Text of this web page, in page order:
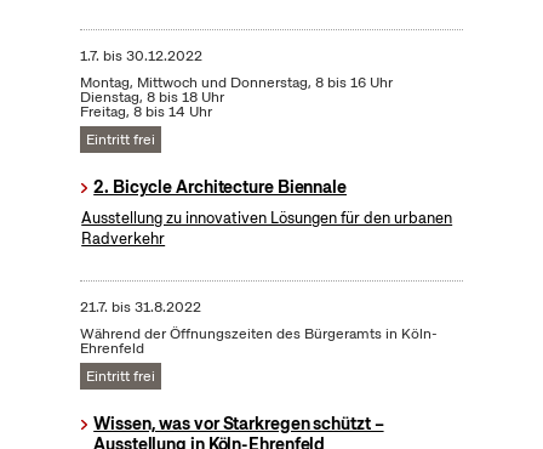
1.7. bis30.12.2022
Montag, Mittwoch und Donnerstag, 8 bis 16 Uhr
Dienstag, 8 bis 18 Uhr
Freitag, 8 bis 14 Uhr
Eintritt frei
2. Bicycle Architecture Biennale
Ausstellung zu innovativen Lösungen für den urbanen
Radverkehr
21.7. bis31.8.2022
Während der Öffnungszeiten des Bürgeramts in Köln-
Ehrenfeld
Eintritt frei
Wissen, was vor Starkregen schützt –
Ausstellung in Köln-Ehrenfeld